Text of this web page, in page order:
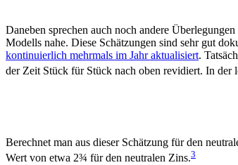
Daneben sprechen auch noch andere
Modells nahe. Diese Schätzungen sind sehr gut
kontinuierlich mehrmals im Jahr aktualisiert.
der Zeit Stück für Stück nach oben revidiert. In
Berechnet man aus dieser Schätzung für den
Wert von etwa 2¾ für den neutralen Zins.3